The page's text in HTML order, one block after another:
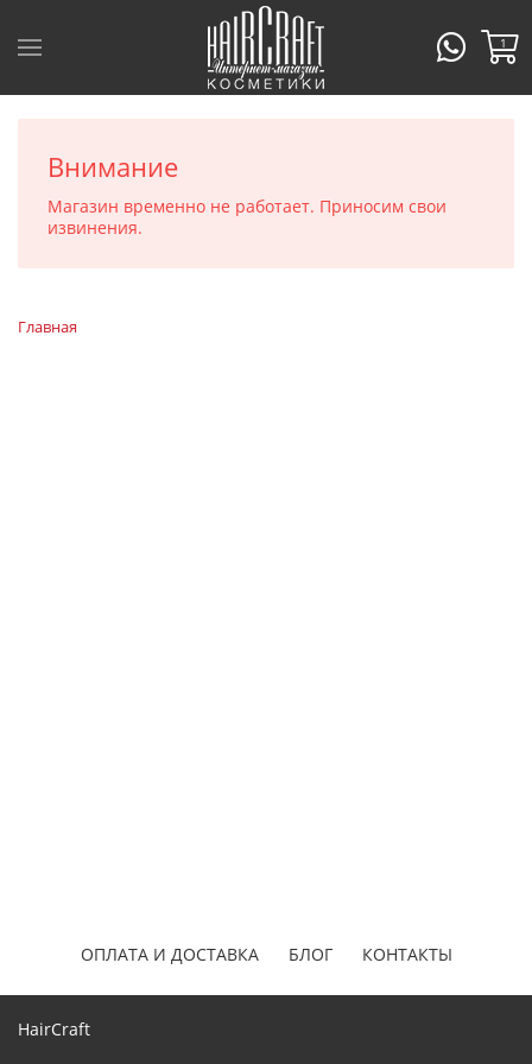
1
Внимание
Магазин временно не работает. Приносим свои
извинения.
Главная
ОПЛАТА И ДОСТАВКА БЛОГ КОНТАКТЫ
HairCraft